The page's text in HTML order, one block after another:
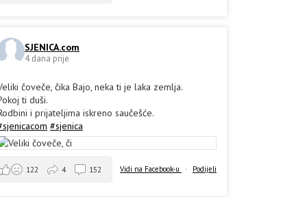
SJENICA.com
4 dana prije
čoveče, čika Bajo, neka ti je laka zemlja.
ti duši.
i prijateljima iskreno saučešće.
#sjenica
Vidi na Facebook-u · Podijeli
122 4 152